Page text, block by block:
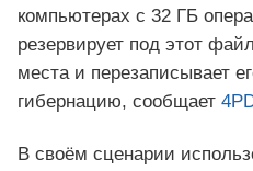
компьютерах с 32 ГБ
резервирует под этот
места и перезаписывает
гибернацию, сообщает
В своём сценарии